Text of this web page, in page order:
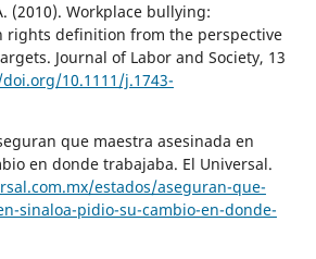
(2010). Workplace bullying:
rights definition from the perspective
Journal of Labor and Society, 13
10.1111/j.1743-
que maestra asesinada en
en donde trabajaba. El Universal.
estados/aseguran-que-
sinaloa-pidio-su-cambio-en-donde-